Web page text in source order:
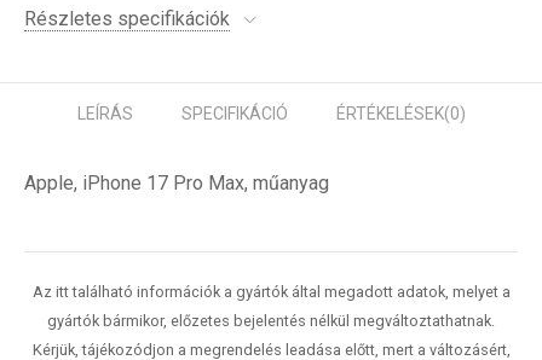
Részletes specifikációk
LEÍRÁS SPECIFIKÁCIÓ ÉRTÉKELÉSEK(0)
Apple, iPhone 17 Pro Max, műanyag
Az itt található információk a gyártók által megadott adatok, melyet a
gyártók bármikor, előzetes bejelentés nélkül megváltoztathatnak.
Kérjük, tájékozódjon a megrendelés leadása előtt, mert a változásért,